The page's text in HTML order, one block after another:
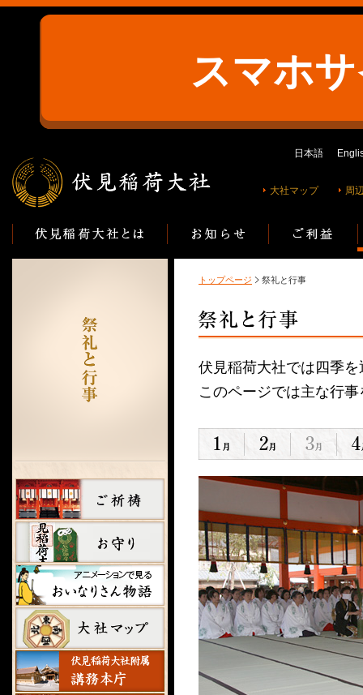
スマホ
日本語
大社マップ 周
トップページ 祭礼と行事
伏見稲荷大社では四季
このページでは主な行